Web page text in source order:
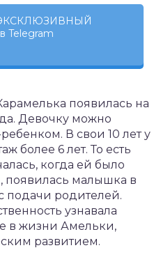
ЭКСКЛЮЗИВНЫЙ
Telegram
появилась на
Девочку можно
В свои 10 лет у
более 6 лет. То есть
когда ей было
появилась малышка в
подачи родителей.
узнавала
в жизни Амельки,
развитием.